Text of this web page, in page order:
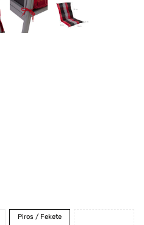
Piros / Fekete